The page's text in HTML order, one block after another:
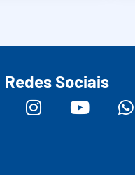
Redes Sociais